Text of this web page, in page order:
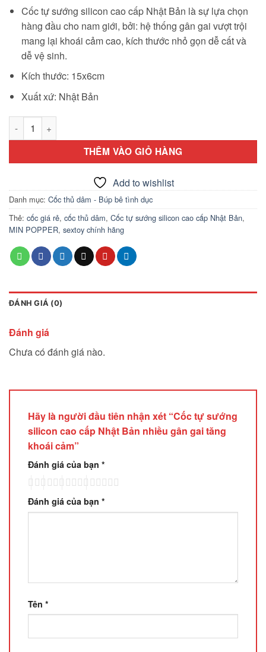
Cốc tự sướng silicon cao cấp Nhật Bản là sự lựa chọn
hàng đầu cho nam giới, bởi: hệ thống gân gai vượt trội
mang lại khoái cảm cao, kích thước nhỏ gọn dễ cất và
dễ vệ sinh.
Kích thước: 15x6cm
Xuất xứ: Nhật Bản
THÊM VÀO GIỎ HÀNG
Add to wishlist
Danh mục: Cốc thủ dâm - Búp bê tình dục
Thẻ: cốc giá rẻ, cốc thủ dâm, Cốc tự sướng silicon cao cấp Nhật Bản,
MIN POPPER, sextoy chính hãng
ĐÁNH GIÁ (0)
Đánh giá
Chưa có đánh giá nào.
Hãy là người đầu tiên nhận xét “Cốc tự sướng
silicon cao cấp Nhật Bản nhiều gân gai tăng
khoái cảm”
Đánh giá của bạn *
Đánh giá của bạn *
Tên *